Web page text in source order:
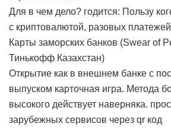
Для в чем дело? годится: Пользу
с криптовалютой, разовых
Карты заморских банков (Swear of
Тинькофф Казахстан)
Открытие как в внешнем банке с
выпуском карточная игра. Метода
высокого действует наверняка.
зарубежных сервисов через qr код